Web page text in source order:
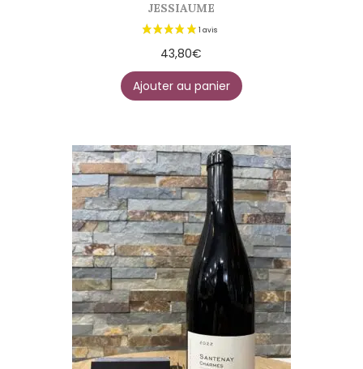
JESSIAUME
43,80€
Ajouter au panier